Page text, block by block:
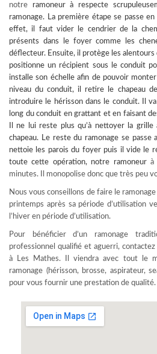
notre
ramoneur à respecte
ramonage. La première étape se passe
effet, il faut vider le cendrier de la
présents dans le foyer comme les
déflecteur. Ensuite, il protège les alentours
positionne un récipient sous le conduit
installe son échelle afin de pouvoir
niveau du conduit, il retire le chapeau
introduire le hérisson dans le conduit. Il
long du conduit en grattant et en faisant
Il ne lui reste plus qu’à nettoyer la
chapeau. Le reste du ramonage se passe
nettoie les parois du foyer puis il vide le
toute cette opération, notre
ramoneurà
minutes. Il monopolise donc que très peu
Nous vous conseillons de faire le
printemps après sa période d’utilisation
l’hiver en période d’utilisation.
Pour bénéficier d’un ramonage
professionnel qualifié et aguerri,
à Les Mathes. Il viendra avec tout le
ramonage (hérisson, brosse, aspirateur,
pour vous fournir une prestation de qualité.